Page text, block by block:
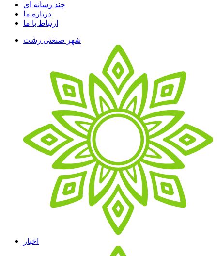
چند رسانه ای
درباره ما
ارتباط با ما
شهر صنعتی رشت
اخبار